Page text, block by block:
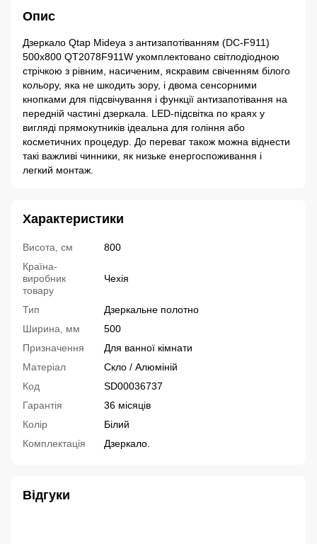
Опис
Дзеркало Qtap Mideya з антизапотіванням (DC-F911)
500х800 QT2078F911W укомплектовано світлодіодною
стрічкою з рівним, насиченим, яскравим свіченням білого
кольору, яка не шкодить зору, і двома сенсорними
кнопками для підсвічування і функції антизапотівання на
передній частині дзеркала. LED-підсвітка по краях у
вигляді прямокутників ідеальна для гоління або
косметичних процедур. До переваг також можна віднести
такі важливі чинники, як низьке енергоспоживання і
легкий монтаж.
Характеристики
Висота, см
800
Країна-
виробник
товару
Чехія
Тип
Дзеркальне полотно
Ширина, мм
500
Призначення
Для ванної кімнати
Матеріал
Скло / Алюміній
Код
SD00036737
Гарантія
36 місяців
Колір
Білий
Комплектація
Дзеркало.
Відгуки